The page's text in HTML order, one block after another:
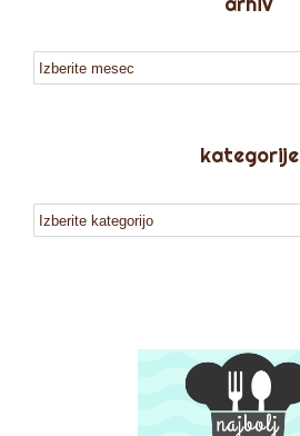
arhiv
kategorije
kategorije